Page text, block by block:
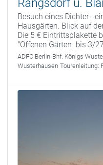
Rangsdorf u.
Besuch eines Dichter-,
Hausgärten. Blick auf
Die 5 € Eintrittsplakette
"Offenen Gärten" bis 3/
ADFC Berlin Bhf. Königs
Wusterhausen Tourenleitung: